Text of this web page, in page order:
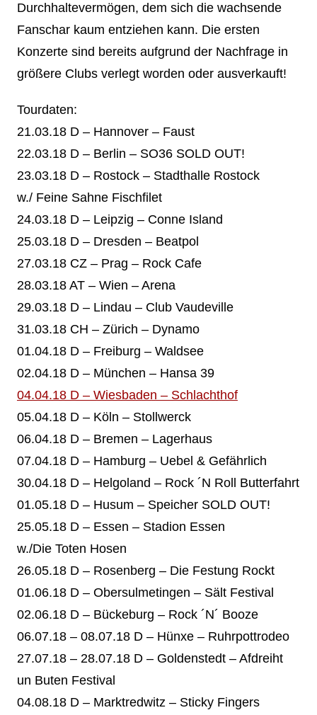
Durchhaltevermögen, dem sich die wachsende
Fanschar kaum entziehen kann. Die ersten
Konzerte sind bereits aufgrund der Nachfrage in
größere Clubs verlegt worden oder ausverkauft!
Tourdaten:
21.03.18 D – Hannover – Faust
22.03.18 D – Berlin – SO36 SOLD OUT!
23.03.18 D – Rostock – Stadthalle Rostock
w./ Feine Sahne Fischfilet
24.03.18 D – Leipzig – Conne Island
25.03.18 D – Dresden – Beatpol
27.03.18 CZ – Prag – Rock Cafe
28.03.18 AT – Wien – Arena
29.03.18 D – Lindau – Club Vaudeville
31.03.18 CH – Zürich – Dynamo
01.04.18 D – Freiburg – Waldsee
02.04.18 D – München – Hansa 39
04.04.18 D – Wiesbaden – Schlachthof
05.04.18 D – Köln – Stollwerck
06.04.18 D – Bremen – Lagerhaus
07.04.18 D – Hamburg – Uebel & Gefährlich
30.04.18 D – Helgoland – Rock ´N Roll Butterfahrt
01.05.18 D – Husum – Speicher SOLD OUT!
25.05.18 D – Essen – Stadion Essen
w./Die Toten Hosen
26.05.18 D – Rosenberg – Die Festung Rockt
01.06.18 D – Obersulmetingen – Sält Festival
02.06.18 D – Bückeburg – Rock ´N´ Booze
06.07.18 – 08.07.18 D – Hünxe – Ruhrpottrodeo
27.07.18 – 28.07.18 D – Goldenstedt – Afdreiht
un Buten Festival
04.08.18 D – Marktredwitz – Sticky Fingers